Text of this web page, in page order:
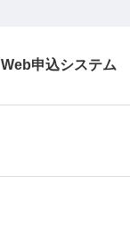
Web申込システム